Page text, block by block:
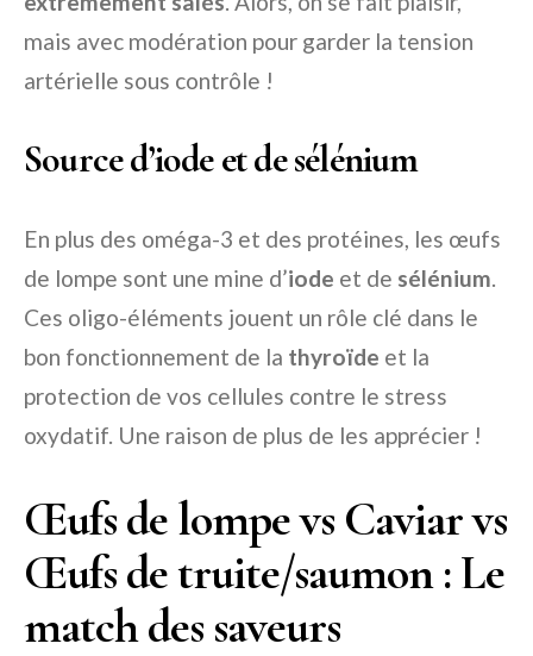
mais avec modération pour garder la tension
artérielle sous contrôle !
Source d’iode et de sélénium
En plus des oméga-3 et des protéines, les œufs
de lompe sont une mine d’iode et de sélénium.
Ces oligo-éléments jouent un rôle clé dans le
bon fonctionnement de la thyroïde et la
protection de vos cellules contre le stress
oxydatif. Une raison de plus de les apprécier !
Œufs de lompe vs Caviar vs
Œufs de truite/saumon : Le
match des saveurs